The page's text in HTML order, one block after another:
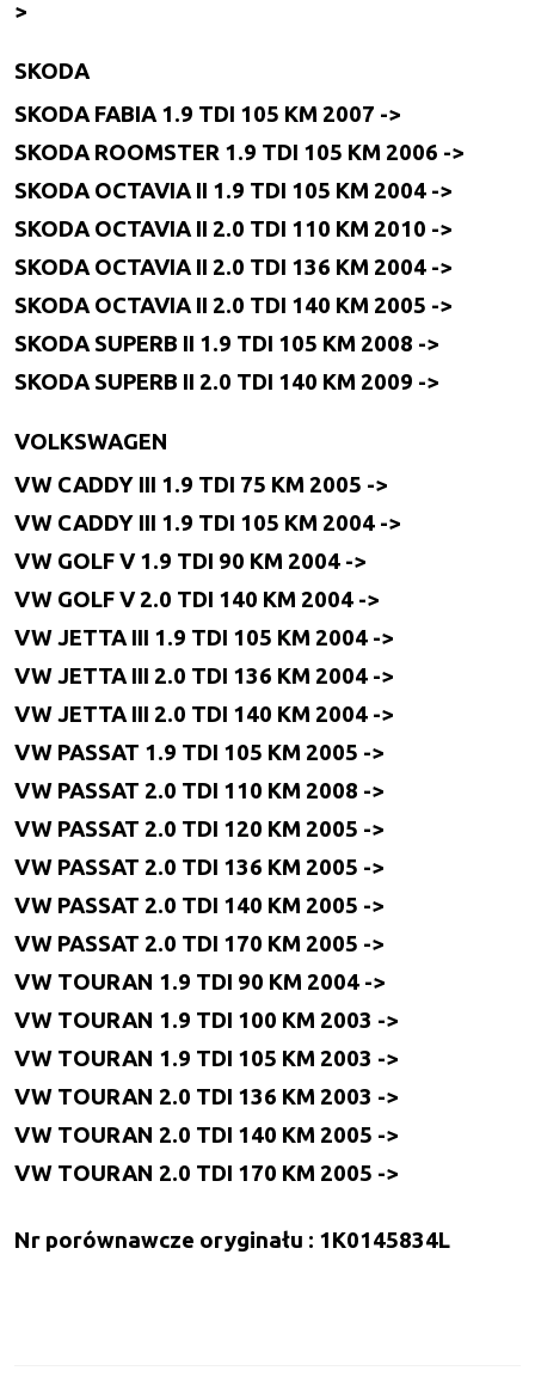
>
SKODA
SKODA FABIA 1.9 TDI 105 KM 2007 ->
SKODA ROOMSTER 1.9 TDI 105 KM 2006 ->
SKODA OCTAVIA II 1.9 TDI 105 KM 2004 ->
SKODA OCTAVIA II 2.0 TDI 110 KM 2010 ->
SKODA OCTAVIA II 2.0 TDI 136 KM 2004 ->
SKODA OCTAVIA II 2.0 TDI 140 KM 2005 ->
SKODA SUPERB II 1.9 TDI 105 KM 2008 ->
SKODA SUPERB II 2.0 TDI 140 KM 2009 ->
VOLKSWAGEN
VW CADDY III 1.9 TDI 75 KM 2005 ->
VW CADDY III 1.9 TDI 105 KM 2004 ->
VW GOLF V 1.9 TDI 90 KM 2004 ->
VW GOLF V 2.0 TDI 140 KM 2004 ->
VW JETTA III 1.9 TDI 105 KM 2004 ->
VW JETTA III 2.0 TDI 136 KM 2004 ->
VW JETTA III 2.0 TDI 140 KM 2004 ->
VW PASSAT 1.9 TDI 105 KM 2005 ->
VW PASSAT 2.0 TDI 110 KM 2008 ->
VW PASSAT 2.0 TDI 120 KM 2005 ->
VW PASSAT 2.0 TDI 136 KM 2005 ->
VW PASSAT 2.0 TDI 140 KM 2005 ->
VW PASSAT 2.0 TDI 170 KM 2005 ->
VW TOURAN 1.9 TDI 90 KM 2004 ->
VW TOURAN 1.9 TDI 100 KM 2003 ->
VW TOURAN 1.9 TDI 105 KM 2003 ->
VW TOURAN 2.0 TDI 136 KM 2003 ->
VW TOURAN 2.0 TDI 140 KM 2005 ->
VW TOURAN 2.0 TDI 170 KM 2005 ->
Nr porównawcze oryginału : 1K0145834L